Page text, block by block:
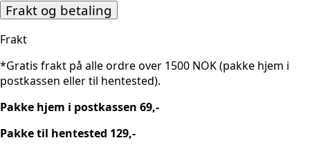
Frakt og betaling
Frakt
*Gratis frakt på alle ordre over 1500 NOK (pakke hjem i
postkassen eller til hentested).
Pakke hjem i postkassen 69,-
Pakke til hentested 129,-